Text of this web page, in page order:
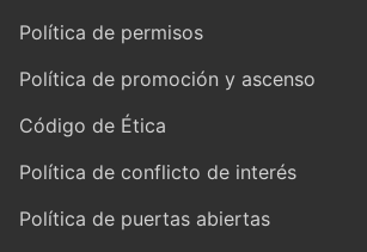
Política de permisos
Política de promoción y ascenso
Código de Ética
Política de conflicto de interés
Política de puertas abiertas